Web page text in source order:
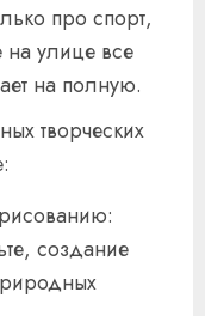
про спорт,
на улице все
на полную.
творческих
создание